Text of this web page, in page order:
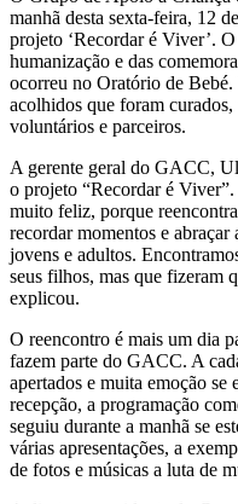
manhã desta sexta-feira, 12
projeto ‘Recordar é Viver’.
humanização e das
ocorreu no Oratório de Bebé.
acolhidos que foram
voluntários e parceiros.
A gerente geral do GACC,
o projeto “Recordar é
muito feliz, porque
recordar momentos e abraçar
jovens e adultos.
seus filhos, mas que fizeram
explicou.
O reencontro é mais um dia
fazem parte do GACC. A
apertados e muita emoção
recepção, a programação
seguiu durante a manhã se
várias apresentações, a
de fotos e músicas a luta de